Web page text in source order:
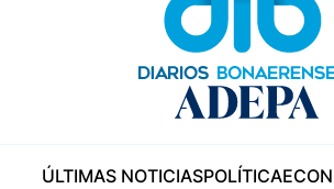
ÚLTIMAS NOTICIASPOLÍTICA